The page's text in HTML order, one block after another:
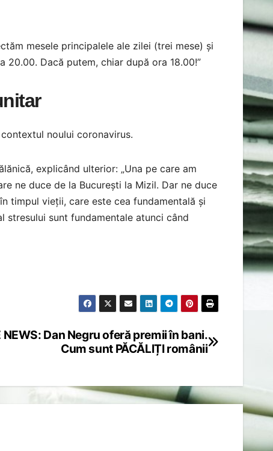
mesele principalele ale zilei (trei mese) și
20.00. Dacă putem, chiar după ora 18.00!”
noului coronavirus.
explicând ulterior: „Una pe care am
ne duce de la București la Mizil. Dar ne duce
timpul vieții, care este cea fundamentală și
stresului sunt fundamentale atunci când
NEWS: Dan Negru oferă premii în bani.
Cum sunt PĂCĂLIȚI românii